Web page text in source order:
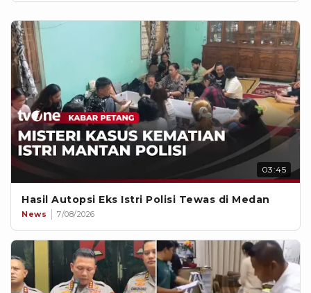
03:45
Hasil Autopsi Eks Istri Polisi Tewas di Medan
News 7/08/2026